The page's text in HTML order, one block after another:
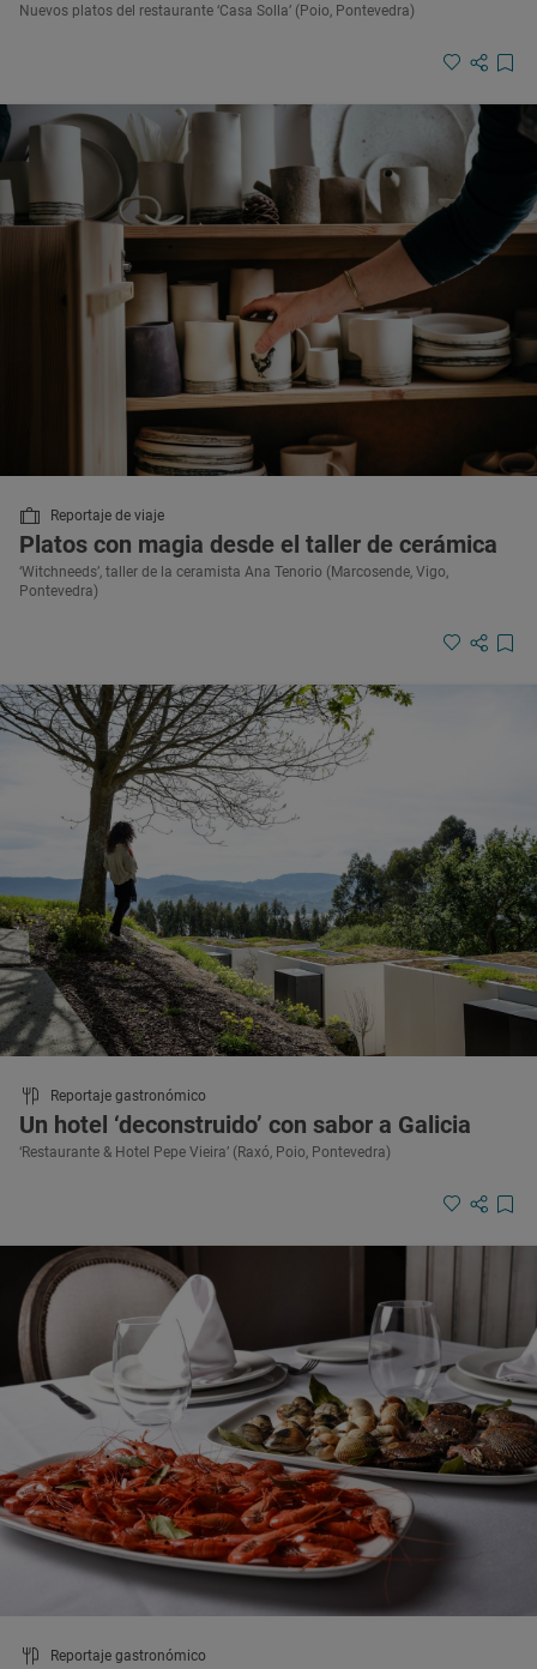
Nuevos platos del restaurante ‘Casa Solla’ (Poio, Pontevedra)
Reportaje de viaje
Platos con magia desde el taller de cerámica
‘Witchneeds’, taller de la ceramista Ana Tenorio (Marcosende, Vigo,
Pontevedra)
Reportaje gastronómico
Un hotel ‘deconstruido’ con sabor a Galicia
‘Restaurante & Hotel Pepe Vieira’ (Raxó, Poio, Pontevedra)
Reportaje gastronómico